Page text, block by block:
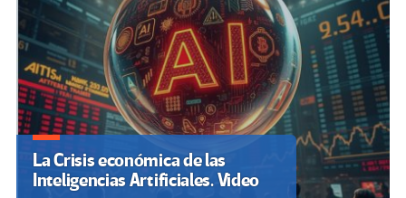
La Crisis económica de las
Inteligencias Artificiales. Video